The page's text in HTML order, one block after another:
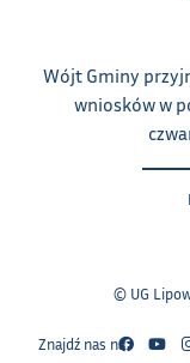
Wójt Gminy
wniosków w
© UG
Znajdź nas na: